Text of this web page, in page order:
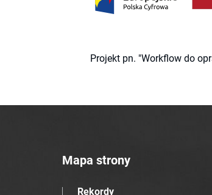
Projekt pn. "Workflow do
Mapa strony
Rekordy